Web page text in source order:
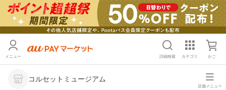
メニュー 詳細検索 カテゴリ かご
コルセットミュージアム
店舗メニュー